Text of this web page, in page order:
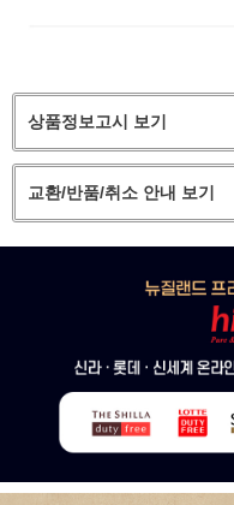
상품정보고시 보기
교환/반품/취소 안내 보기